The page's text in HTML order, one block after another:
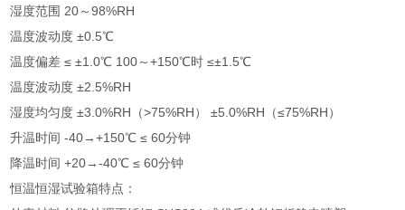
湿度范围 20～98%RH
温度波动度 ±0.5℃
温度偏差 ≤ ±1.0℃ 100～+150℃时 ≤±1.5℃
温度波动度 ±2.5%RH
湿度均匀度 ±3.0%RH（>75%RH） ±5.0%RH（≤75%RH）
升温时间 -40→+150℃ ≤ 60分钟
降温时间 +20→-40℃ ≤ 60分钟
恒温恒湿试验箱特点：